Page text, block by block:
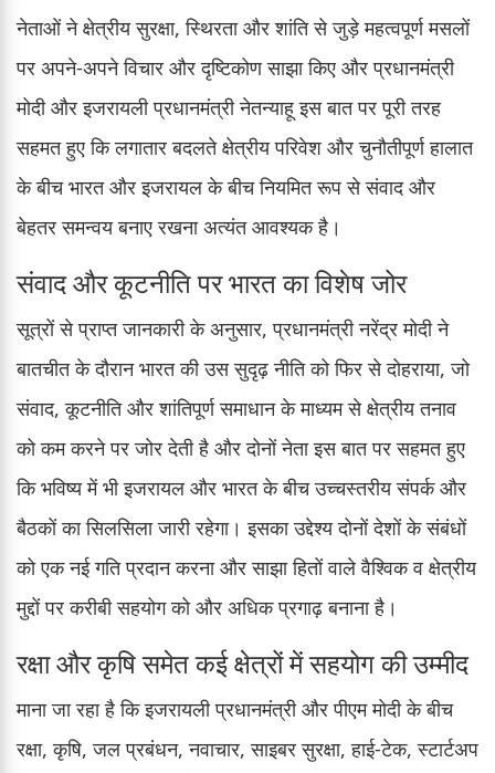
नेताओं ने क्षेत्रीय सुरक्षा, स्थिरता और शांति से जुड़े महत्वपूर्ण मसलों
पर अपने-अपने विचार और दृष्टिकोण साझा किए और प्रधानमंत्री
मोदी और इजरायली प्रधानमंत्री नेतन्याहू इस बात पर पूरी तरह
सहमत हुए कि लगातार बदलते क्षेत्रीय परिवेश और चुनौतीपूर्ण हालात
के बीच भारत और इजरायल के बीच नियमित रूप से संवाद और
बेहतर समन्वय बनाए रखना अत्यंत आवश्यक है।
संवाद और कूटनीति पर भारत का विशेष जोर
सूत्रों से प्राप्त जानकारी के अनुसार, प्रधानमंत्री नरेंद्र मोदी ने
बातचीत के दौरान भारत की उस सुदृढ़ नीति को फिर से दोहराया, जो
संवाद, कूटनीति और शांतिपूर्ण समाधान के माध्यम से क्षेत्रीय तनाव
को कम करने पर जोर देती है और दोनों नेता इस बात पर सहमत हुए
कि भविष्य में भी इजरायल और भारत के बीच उच्चस्तरीय संपर्क और
बैठकों का सिलसिला जारी रहेगा। इसका उद्देश्य दोनों देशों के संबंधों
को एक नई गति प्रदान करना और साझा हितों वाले वैश्विक व क्षेत्रीय
मुद्दों पर करीबी सहयोग को और अधिक प्रगाढ़ बनाना है।
रक्षा और कृषि समेत कई क्षेत्रों में सहयोग की उम्मीद
माना जा रहा है कि इजरायली प्रधानमंत्री और पीएम मोदी के बीच
रक्षा, कृषि, जल प्रबंधन, नवाचार, साइबर सुरक्षा, हाई-टेक, स्टार्टअप